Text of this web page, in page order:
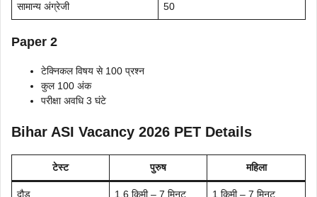
सामान्य अंग्रेजी 50
Paper 2
टेक्निकल विषय से 100 प्रश्न
कुल 100 अंक
परीक्षा अवधि 3 घंटे
Bihar ASI Vacancy 2026 PET Details
टेस्ट पुरुष महिला
दौड़ 1.6 किमी – 7 मिनट 1 किमी – 7 मिनट